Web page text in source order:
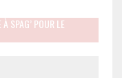
SPAG’ POUR LE